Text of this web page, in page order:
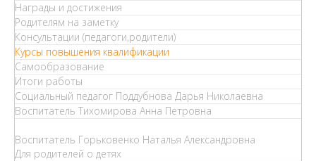
Награды и достижения
Родителям на заметку
Консультации (педагоги,родители)
Курсы повышения квалификации
Самообразование
Итоги работы
Социальный педагог Поддубнова Дарья Николаевна
Воспитатель Тихомирова Анна Петровна
Воспитатель Горьковенко Наталья Александровна
Для родителей о детях